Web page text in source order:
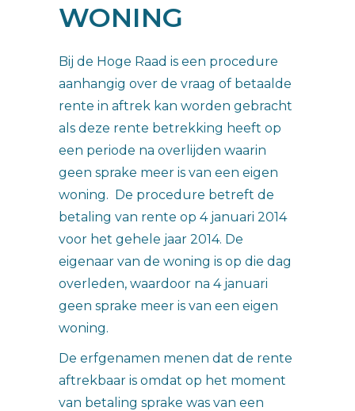
WONING
Bij de Hoge Raad is een procedure
aanhangig over de vraag of betaalde
rente in aftrek kan worden gebracht
als deze rente betrekking heeft op
een periode na overlijden waarin
geen sprake meer is van een eigen
woning. De procedure betreft de
betaling van rente op 4 januari 2014
voor het gehele jaar 2014. De
eigenaar van de woning is op die dag
overleden, waardoor na 4 januari
geen sprake meer is van een eigen
woning.
De erfgenamen menen dat de rente
aftrekbaar is omdat op het moment
van betaling sprake was van een